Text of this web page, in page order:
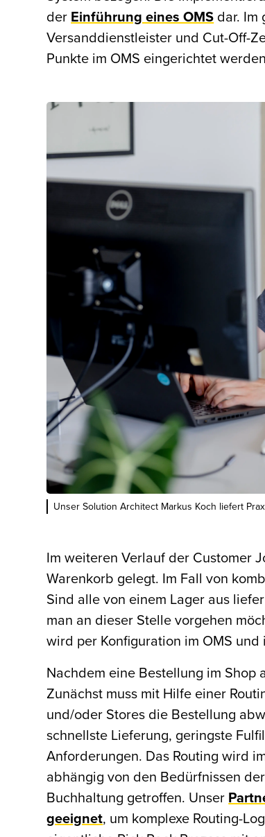
der Einführung eines OMS dar. Im
Versanddienstleister und Cut-Off-
Punkte im OMS eingerichtet
Unser Solution Architect Markus Koch liefert
Im weiteren Verlauf der Customer
Warenkorb gelegt. Im Fall von
Sind alle von einem Lager aus
man an dieser Stelle vorgehen
wird per Konfiguration im OMS
Nachdem eine Bestellung im
Zunächst muss mit Hilfe einer
und/oder Stores die Bestellung
schnellste Lieferung, geringste
Anforderungen. Das Routing wird
abhängig von den Bedürfnissen
Buchhaltung getroffen. Unser
geeignet, um komplexe Routing-